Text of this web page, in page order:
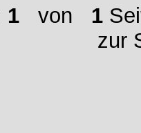
1 von 1
zur